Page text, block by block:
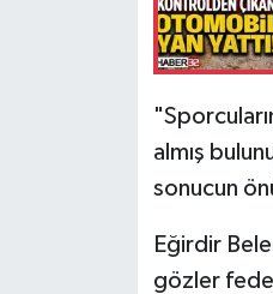
almış
sonucun
Eğirdir
gözler